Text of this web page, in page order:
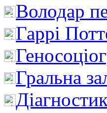
Володар
Гаррі
Гральна